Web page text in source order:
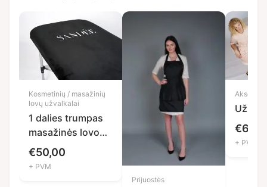
Kosmetinių / masažinių
lovų užvalkalai
1 dalies trumpas
masažinės lovos
užvalkalas
€50,00
+ PVM
Prijuostės
€
+ PVM